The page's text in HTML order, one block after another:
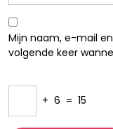
Mijn naam, e-mail
volgende keer
+ 6 = 15